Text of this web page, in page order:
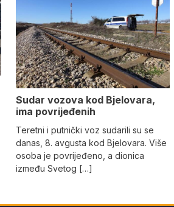
Sudar vozova kod Bjelovara,
ima povrijeđenih
Teretni i putnički voz sudarili su se
danas, 8. avgusta kod Bjelovara. Više
osoba je povrijeđeno, a dionica
između Svetog […]